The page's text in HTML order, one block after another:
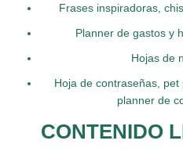
Frases inspiradoras,
Planner de gastos y
Hojas de
Hoja de contraseñas, pet
planner de
CONTENIDO